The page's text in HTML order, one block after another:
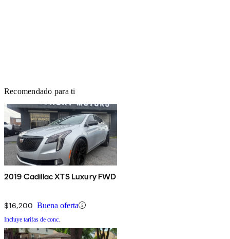
Recomendado para ti
2019 Cadillac XTS Luxury FWD
$16,200 Buena oferta
Incluye tarifas de conc.